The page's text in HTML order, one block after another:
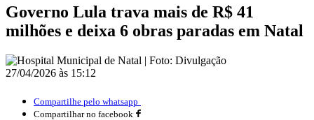
Governo Lula trava mais de R$ 41
milhões e deixa 6 obras paradas em Natal
27/04/2026 às 15:12
Compartilhe pelo whatsapp
Compartilhar no facebook